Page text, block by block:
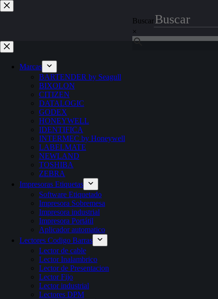
Saltar
al
Buscar
×
Marcas
BARTENDER by Seagull
BIXOLON
CITIZEN
DATALOGIC
GODEX
HONEYWELL
IDENTIFICA
INTERMEC by Honeywell
LABELMATE
NEWLAND
TOSHIBA
ZEBRA
Impresoras Etiquetas
Software Etiquetado
Impresora Sobremesa
Impresora industrial
Impresora Portátil
Aplicador automatico
Lectores Codigo Barras
Lector de cable
Lector Inalambrico
Lector de Presentacion
Lector Fijo
Lector industrial
Lectores DPM